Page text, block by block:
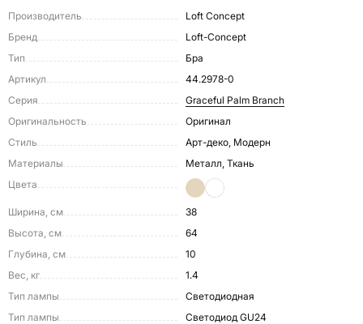
Производитель
Loft Concept
Бренд
Loft-Concept
Тип
Бра
Артикул
44.2978-0
Серия
Graceful Palm Branch
Оригинальность
Оригинал
Стиль
Арт-деко, Модерн
Материалы
Металл, Ткань
Цвета
Ширина, см
38
Высота, см
64
Глубина, см
10
Вес, кг
1.4
Тип лампы
Светодиодная
Тип лампы
Светодиод GU24